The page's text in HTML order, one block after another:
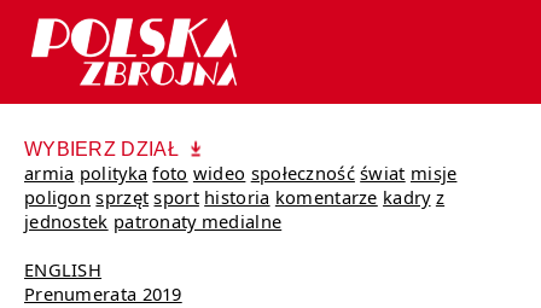
WYBIERZ DZIAŁ
armia polityka foto wideo społeczność świat misje
poligon sprzęt sport historia komentarze kadry z
jednostek patronaty medialne
ENGLISH
Prenumerata 2019